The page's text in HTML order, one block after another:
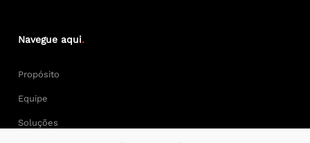
Navegue aqui.
Propósito
Equipe
Soluções